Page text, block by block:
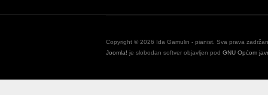
Copyright © 2026 Ida Gamulin - pianist. Sva prava
Joomla! je slobodan softver objavljen pod GNU Općom